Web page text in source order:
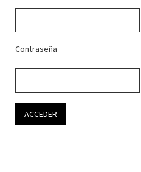
Contraseña